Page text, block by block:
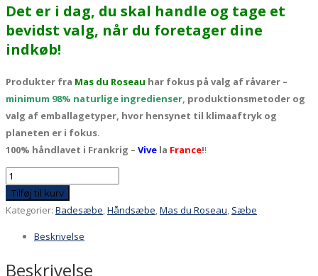
Det er i dag, du skal handle og tage et
bevidst valg, når du foretager dine
indkøb!
Produkter fra Mas du Roseau har fokus på valg af råvarer –
minimum 98% naturlige ingredienser , produktionsmetoder og
valg af emballagetyper, hvor hensynet til klimaaftryk og
planeten er i fokus.
100% håndlavet i Frankrig – Vive la France!!
Fast
bade-
og
Tilføj til kurv
Kategorier: Badesæbe Håndsæbe Mas du Roseau Sæbe
Beskrivelse
Beskrivelse